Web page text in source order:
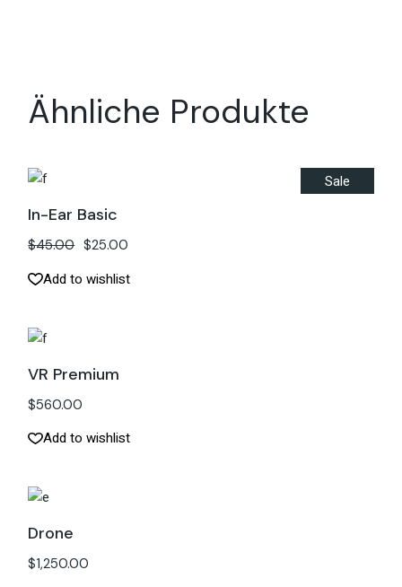
Ähnliche Produkte
Sale
In-Ear Basic
$45.00 $25.00
Add to wishlist
VR Premium
$560.00
Add to wishlist
Drone
$1,250.00